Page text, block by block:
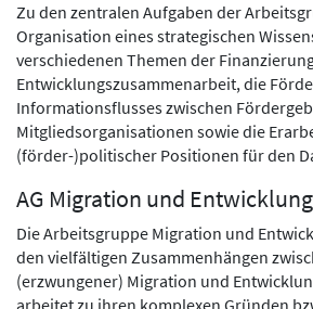
Zu den zentralen Aufgaben der
Organisation eines strategischen
verschiedenen Themen der
Entwicklungszusammenarbeit, die
Informationsflusses zwischen
Mitgliedsorganisationen sowie die
(förder-)politischer Positionen für den
AG Migration und Entwicklung
Die Arbeitsgruppe Migration und
den vielfältigen Zusammenhängen
(erzwungener) Migration und